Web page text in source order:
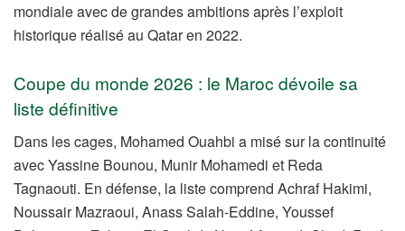
mondiale avec de grandes ambitions après l’exploit
historique réalisé au Qatar en 2022.
Coupe du monde 2026 : le Maroc dévoile sa
liste définitive
Dans les cages, Mohamed Ouahbi a misé sur la continuité
avec Yassine Bounou, Munir Mohamedi et Reda
Tagnaouti. En défense, la liste comprend Achraf Hakimi,
Noussair Mazraoui, Anass Salah-Eddine, Youssef